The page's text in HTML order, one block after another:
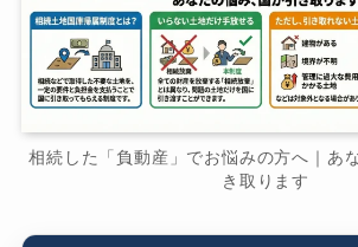
相続した「負動産」でお悩みの方へ｜あ
き取ります